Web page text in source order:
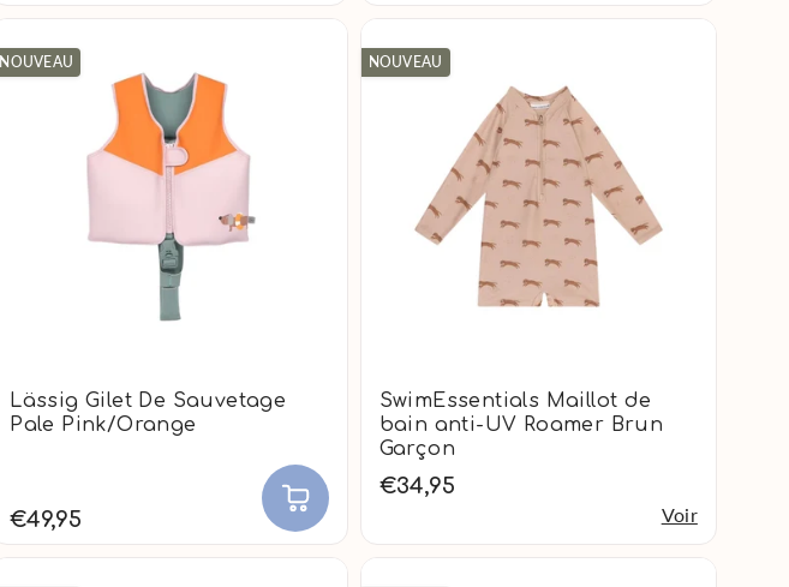
NOUVEAU
Lässig Gilet De Sauvetage
Pale Pink/Orange
€49,95
NOUVEAU
SwimEssentials Maillot de
bain anti-UV Roamer Brun
Garçon
€34,95
Voir